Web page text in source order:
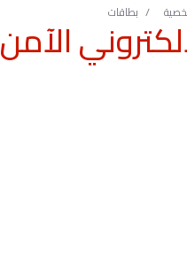
بطاقات الآمن